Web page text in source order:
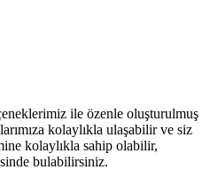
ile özenle oluşturulmuş
kolaylıkla ulaşabilir ve siz
kolaylıkla sahip olabilir,
bulabilirsiniz.